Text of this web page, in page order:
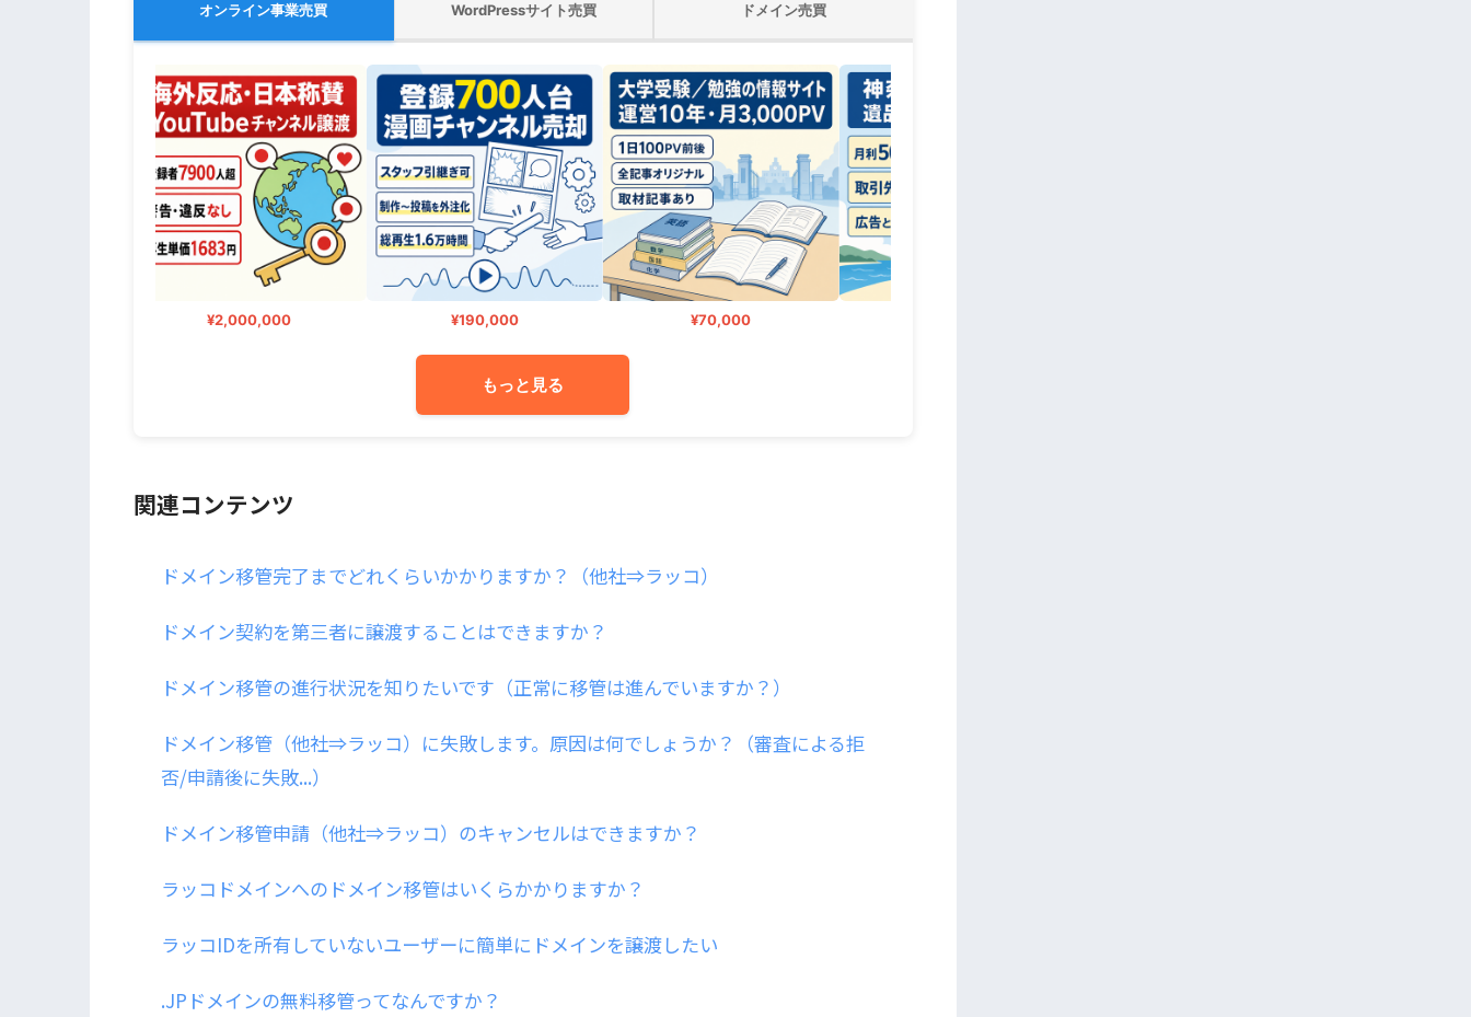
オンライン事業売買 WordPressサイト売買 ドメイン売買
¥2,000,000 ¥190,000 ¥70,000
もっと見る
関連コンテンツ
ドメイン移管完了までどれくらいかかりますか？（他社⇒ラッコ）
ドメイン契約を第三者に譲渡することはできますか？
ドメイン移管の進行状況を知りたいです（正常に移管は進んでいますか？）
ドメイン移管（他社⇒ラッコ）に失敗します。原因は何でしょうか？（審査による拒
否/申請後に失敗...）
ドメイン移管申請（他社⇒ラッコ）のキャンセルはできますか？
ラッコドメインへのドメイン移管はいくらかかりますか？
ラッコIDを所有していないユーザーに簡単にドメインを譲渡したい
.JPドメインの無料移管ってなんですか？